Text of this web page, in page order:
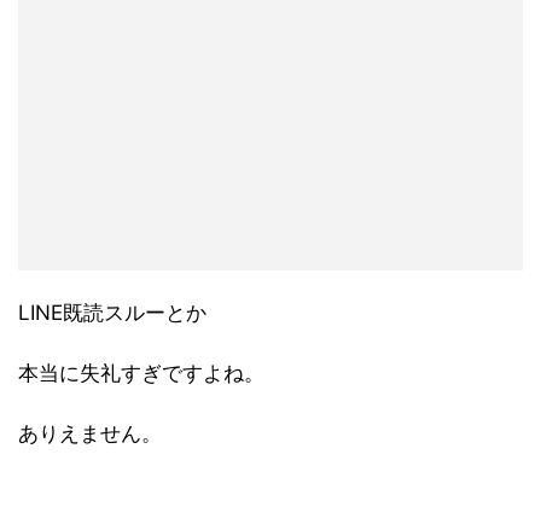
LINE既読スルーとか
本当に失礼すぎですよね。
ありえません。